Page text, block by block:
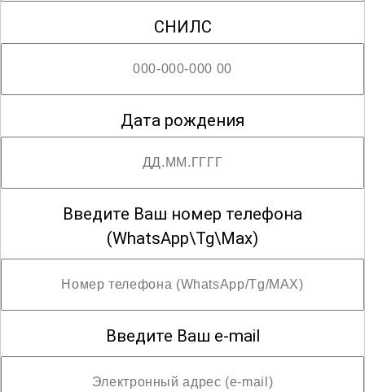
СНИЛС
Дата рождения
Введите Ваш номер телефона
(WhatsApp\Tg\Max)
Введите Ваш e-mail